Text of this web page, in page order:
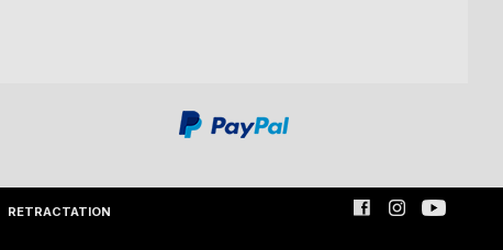
RETRACTATION